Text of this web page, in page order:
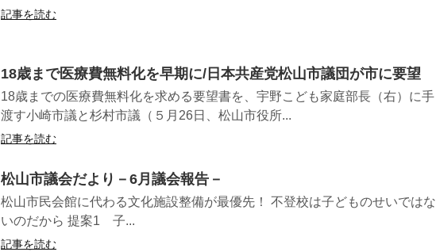
記事を読む
18歳まで医療費無料化を早期に/日本共産党松山市議団が市に要望
18歳までの医療費無料化を求める要望書を、宇野こども家庭部長（右）に手
渡す小崎市議と杉村市議（５月26日、松山市役所...
記事を読む
松山市議会だより－6月議会報告－
松山市民会館に代わる文化施設整備が最優先！ 不登校は子どものせいではな
いのだから 提案1 子...
記事を読む